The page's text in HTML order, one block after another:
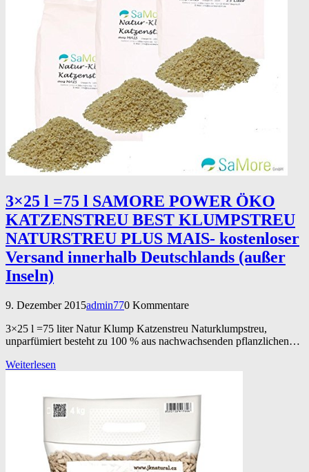
3×25 l =75 l SAMORE POWER ÖKO
KATZENSTREU BEST KLUMPSTREU
NATURSTREU PLUS MAIS- kostenloser
Versand innerhalb Deutschlands (außer
Inseln)
9. Dezember 2015admin770 Kommentare
3×25 l =75 liter Natur Klump Katzenstreu Naturklumpstreu,
unparfümiert besteht zu 100 % aus nachwachsenden pflanzlichen…
Weiterlesen